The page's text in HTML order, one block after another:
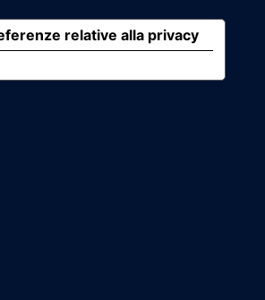
relative alla privacy